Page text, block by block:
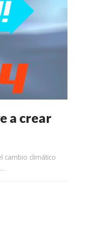
a crear
cambio climático